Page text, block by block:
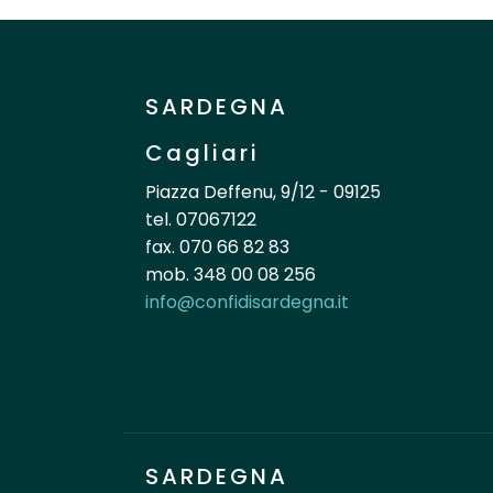
SARDEGNA
Cagliari
Piazza Deffenu, 9/12 - 09125
tel. 07067122
fax. 070 66 82 83
mob. 348 00 08 256
info@confidisardegna.it
SARDEGNA